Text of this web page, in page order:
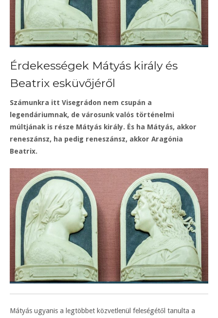
Érdekességek Mátyás király és
Beatrix esküvőjéről
Számunkra itt Visegrádon nem csupán a
legendáriumnak, de városunk valós történelmi
múltjának is része Mátyás király. És ha Mátyás, akkor
reneszánsz, ha pedig reneszánsz, akkor Aragónia
Beatrix.
Mátyás ugyanis a legtöbbet közvetlenül feleségétől tanulta a